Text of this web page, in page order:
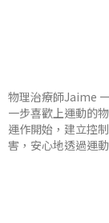
物理治療師Jaime
一步喜歡上運動的
運作開始，建立控
害，安心地透過運